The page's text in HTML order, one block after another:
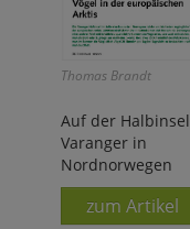
Thomas Brandt
Auf der Halbinsel
Varanger in
Nordnorwegen
zum Artikel